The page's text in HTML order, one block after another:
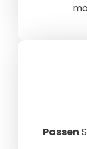
Passen